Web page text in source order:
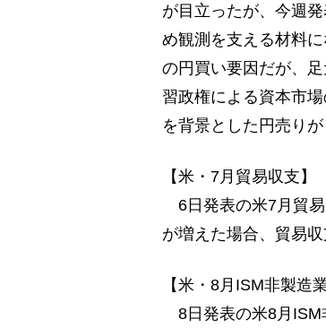
が目立ったが、今週
め観測を支える材料
の円買い要因だが、
習政権による資本市
を背景とした円売り
【米・7月貿易収支】
6日発表の米7月貿
が増えた場合、貿易収
【米・8月ISM非製造
8日発表の米8月ISM